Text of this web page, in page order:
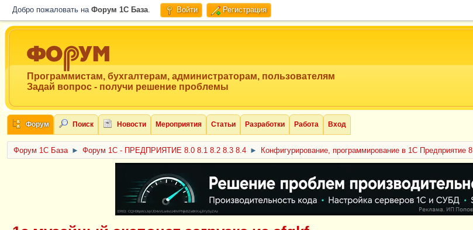
Добро пожаловать на Форум 1C База. Войти Регистрация
Программистам, бухгалтерам, администраторам, пользователям
Задай вопрос - получи решение проблемы
Форум Поиск Новости Мероприятия Статьи Разработки Работа Вход
Форум 1C База ► Форум 1С - ПРЕДПРИЯТИЕ 8.0 8.1 8.2 8.3 8.4 ► Конфигурирование, программирование в 1С Предприятие 8
ERID: CQH36pWzJqVJD4xVLsnhcU4hVPNjkBZe8KKxjJiYySyZAz